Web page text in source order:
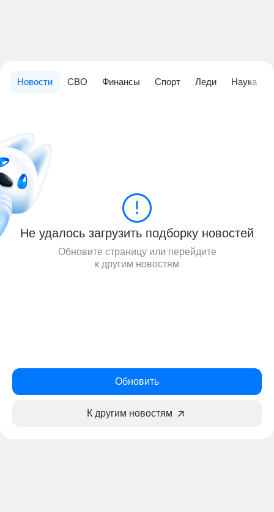
Новости СВО Финансы Спорт Леди Наука
Не удалось загрузить подборку новостей
Обновите страницу или перейдите
к другим новостям
Обновить
К другим новостям